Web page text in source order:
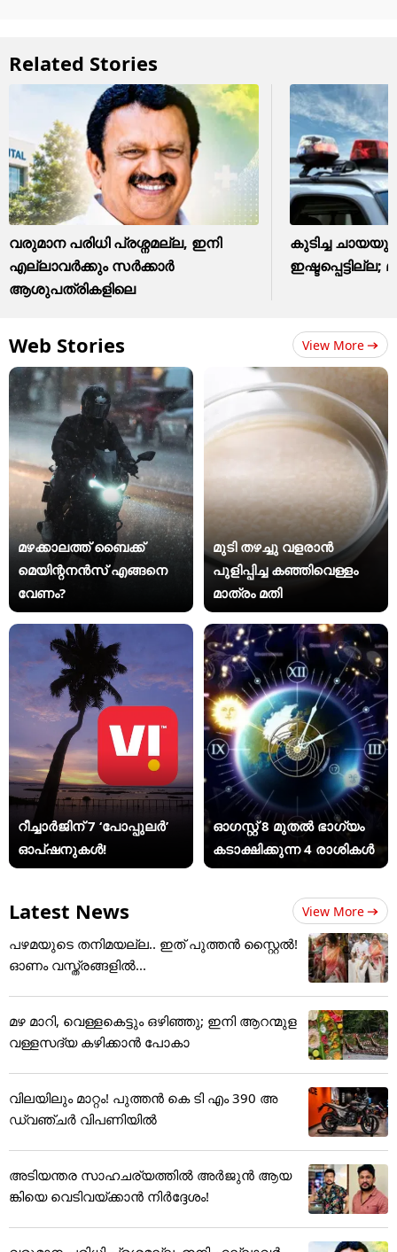
Related Stories
വരുമാന പരിധി പ്രശ്നമല്ല, ഇനി
എല്ലാവർക്കും സർക്കാർ
ആശുപത്രികളിലെ
കുടിച്ച
ഇഷ്ടപ്പെട്ടില്ല;
Web Stories View More
മഴക്കാലത്ത് ബൈക്ക്
മെയിന്റനൻസ് എങ്ങനെ
വേണം?
മുടി തഴച്ചു വളരാൻ
പുളിപ്പിച്ച കഞ്ഞിവെള്ളം
മാത്രം മതി
റീച്ചാർജിന് 7 ‘പോപ്പുലർ’
ഓപ്ഷനുകൾ!
ഓഗസ്റ്റ് 8 മുതൽ ഭാഗ്യം
കടാക്ഷിക്കുന്ന 4 രാശികൾ
Latest News View More
പഴമയുടെ തനിമയല്ല.. ഇത് പുത്തൻ സ്റ്റൈൽ!
ഓണം വസ്ത്രങ്ങളിൽ...
മഴ മാറി, വെള്ളകെട്ടും ഒഴിഞ്ഞു; ഇനി ആറന്മുള
വള്ളസദ്യ കഴിക്കാൻ പോകാ
വിലയിലും മാറ്റം! പുത്തൻ കെ ടി എം 390 അ
ഡ്വഞ്ചർ വിപണിയിൽ
അടിയന്തര സാഹചര്യത്തിൽ അർജുൻ ആയ
ങ്കിയെ വെടിവയ്ക്കാൻ നിർദ്ദേശം!